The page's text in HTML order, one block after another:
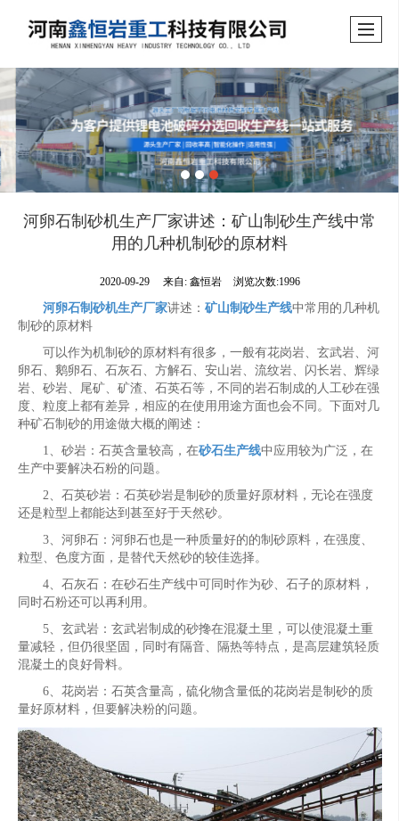
河卵石制砂机生产厂家讲述：矿山制砂生产线中常
用的几种机制砂的原材料
2020-09-29 来自: 鑫恒岩 浏览次数:1996
河卵石制砂机生产厂家讲述： 矿山制砂生产线中常用的几种机
制砂的原材料
可以作为机制砂的原材料有很多，一般有花岗岩、玄武岩、河
卵石、鹅卵石、石灰石、方解石、安山岩、流纹岩、闪长岩、辉绿
岩、砂岩、尾矿、矿渣、石英石等，不同的岩石制成的人工砂在强
度、粒度上都有差异，相应的在使用用途方面也会不同。下面对几
种矿石制砂的用途做大概的阐述：
1、砂岩：石英含量较高，在砂石生产线中应用较为广泛，在
生产中要解决石粉的问题。
2、石英砂岩：石英砂岩是制砂的质量好原材料，无论在强度
还是粒型上都能达到甚至好于天然砂。
3、河卵石：河卵石也是一种质量好的的制砂原料，在强度、
粒型、色度方面，是替代天然砂的较佳选择。
4、石灰石：在砂石生产线中可同时作为砂、石子的原材料，
同时石粉还可以再利用。
5、玄武岩：玄武岩制成的砂搀在混凝土里，可以使混凝土重
量减轻，但仍很坚固，同时有隔音、隔热等特点，是高层建筑轻质
混凝土的良好骨料。
6、花岗岩：石英含量高，硫化物含量低的花岗岩是制砂的质
量好原材料，但要解决粉的问题。